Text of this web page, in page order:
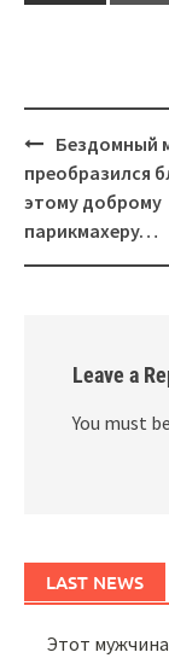
Post
navigation
Бездомный
преобразился
этому доброму
парикмахеру…
Leave a
You must be
LAST NEWS
Этот